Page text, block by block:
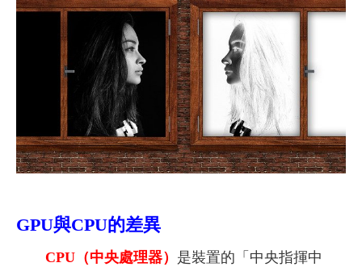
GPU與CPU的差異
CPU（中央處理器） 是裝置的「中央指揮中